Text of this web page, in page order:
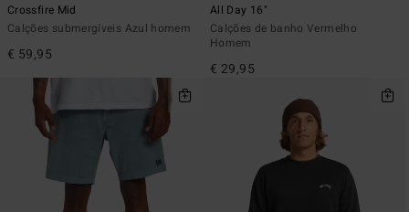
Crossfire Mid
Calções submergíveis Azul homem
€ 59,95
All Day 16"
Calções de banho Vermelho
Homem
€ 29,95